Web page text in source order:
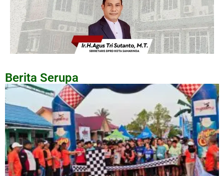
Berita Serupa